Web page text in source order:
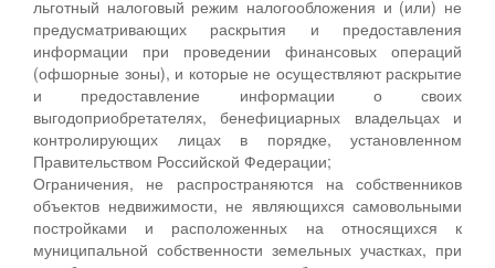
льготный налоговый режим налогообложения и (или) не
предусматривающих раскрытия и предоставления
информации при проведении финансовых операций
(офшорные зоны), и которые не осуществляют раскрытие
и предоставление информации о своих
выгодоприобретателях, бенефициарных владельцах и
контролирующих лицах в порядке, установленном
Правительством Российской Федерации;
Ограничения, не распространяются на собственников
объектов недвижимости, не являющихся самовольными
постройками и расположенных на относящихся к
муниципальной собственности земельных участках, при